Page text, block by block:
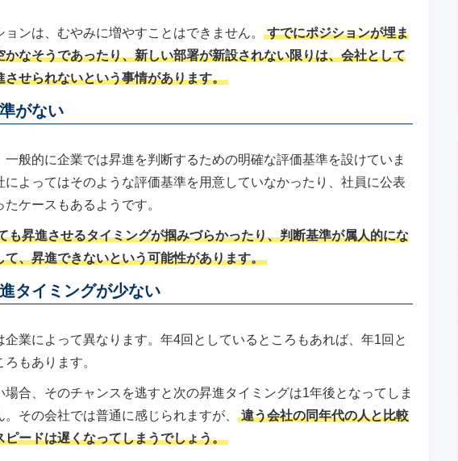
ンは、むやみに増やすことはできません。
すでにポジションが埋ま
かなそうであったり、新しい部署が新設されない限りは、会社として
させられないという事情があります。
がない
一般的に企業では昇進を判断するための明確な評価基準を設けていま
によってはそのような評価基準を用意していなかったり、社員に公表
ケースもあるようです。
も昇進させるタイミングが掴みづらかったり、判断基準が属人的にな
て、昇進できないという可能性があります。
タイミングが少ない
企業によって異なります。年4回としているところもあれば、年1回と
もあります。
場合、そのチャンスを逃すと次の昇進タイミングは1年後となってしま
。その会社では普通に感じられますが、
違う会社の同年代の人と比較
ピードは遅くなってしまうでしょう。